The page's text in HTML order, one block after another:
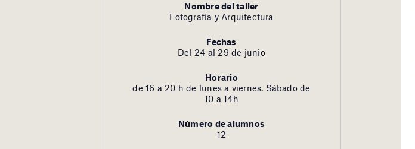
Nombre del taller
Fotografía y Arquitectura
Fechas
Del 24 al 29 de junio
Horario
de 16 a 20 h de lunes a viernes. Sábado de
10 a 14h
Número de alumnos
12